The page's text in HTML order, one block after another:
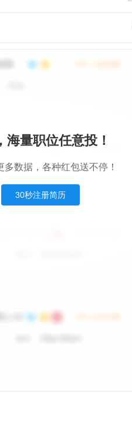
量职位任意投！
数据，各种红包送不停！
30秒注册简历